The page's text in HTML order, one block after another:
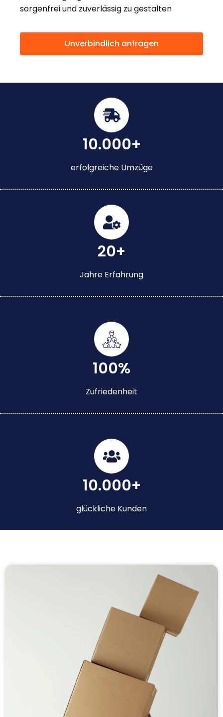
sorgenfrei und zuverlässig zu gestalten
Unverbindlich anfragen
10.000+
erfolgreiche Umzüge
20+
Jahre Erfahrung
100%
Zufriedenheit
10.000+
glückliche Kunden